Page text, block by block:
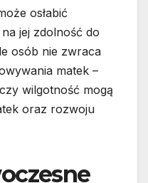
osłabić
jej zdolność do
osób nie zwraca
matek –
wilgotność mogą
oraz rozwoju